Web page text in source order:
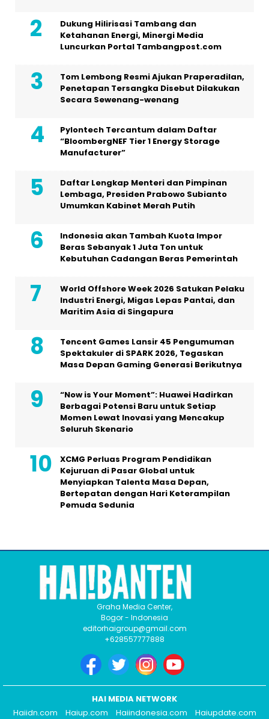
Dukung Hilirisasi Tambang dan
Ketahanan Energi, Minergi Media
Luncurkan Portal Tambangpost.com
Tom Lembong Resmi Ajukan Praperadilan,
Penetapan Tersangka Disebut Dilakukan
Secara Sewenang-wenang
Pylontech Tercantum dalam Daftar
“BloombergNEF Tier 1 Energy Storage
Manufacturer”
Daftar Lengkap Menteri dan Pimpinan
Lembaga, Presiden Prabowo Subianto
Umumkan Kabinet Merah Putih
Indonesia akan Tambah Kuota Impor
Beras Sebanyak 1 Juta Ton untuk
Kebutuhan Cadangan Beras Pemerintah
World Offshore Week 2026 Satukan Pelaku
Industri Energi, Migas Lepas Pantai, dan
Maritim Asia di Singapura
Tencent Games Lansir 45 Pengumuman
Spektakuler di SPARK 2026, Tegaskan
Masa Depan Gaming Generasi Berikutnya
“Now is Your Moment”: Huawei Hadirkan
Berbagai Potensi Baru untuk Setiap
Momen Lewat Inovasi yang Mencakup
Seluruh Skenario
XCMG Perluas Program Pendidikan
Kejuruan di Pasar Global untuk
Menyiapkan Talenta Masa Depan,
Bertepatan dengan Hari Keterampilan
Pemuda Sedunia
Graha Media Center,
Bogor - Indonesia
editorhaigroup@gmail.com
+628557777888
HAI MEDIA NETWORK
Haiidn.com
Haiup.com Haiindonesia.com Haiupdate.com